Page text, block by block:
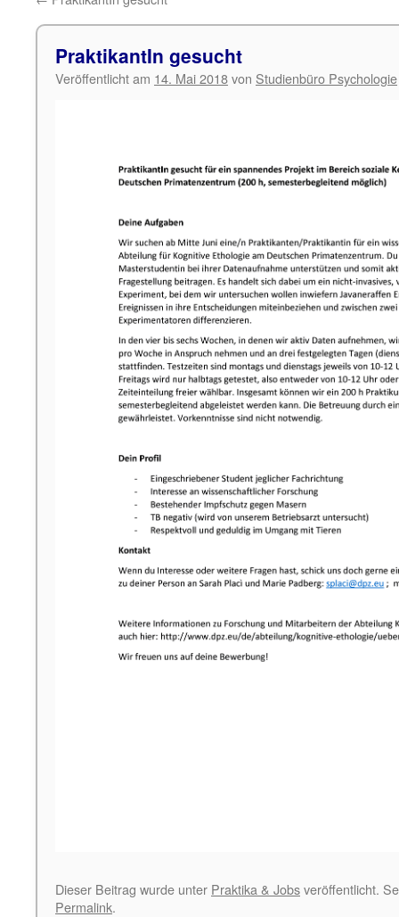
PraktikantIn gesucht
Veröffentlicht am 14. Mai 2018von Studienbüro Psychologie
Dieser Beitrag wurde unter Praktika & Jobsveröffentlicht.
Permalink.